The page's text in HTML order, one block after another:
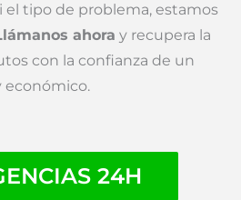
el tipo de problema, estamos
ahora y recupera la
con la confianza de un
económico.
24H